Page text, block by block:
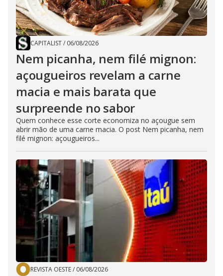
CAPITALIST/ 06/08/2026
Nem picanha, nem filé mignon:
açougueiros revelam a carne
macia e mais barata que
surpreende no sabor
Quem conhece esse corte economiza no açougue sem
abrir mão de uma carne macia. O post Nem picanha, nem
filé mignon: açougueiros...
REVISTA OESTE/ 06/08/2026